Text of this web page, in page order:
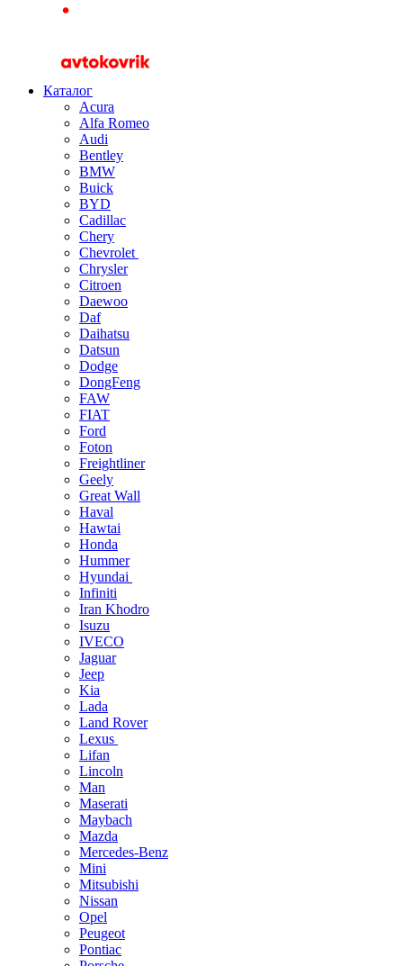
Каталог
Acura
Alfa Romeo
Audi
Bentley
BMW
Buick
BYD
Cadillac
Chery
Chevrolet
Chrysler
Citroen
Daewoo
Daf
Daihatsu
Datsun
Dodge
DongFeng
FAW
FIAT
Ford
Foton
Freightliner
Geely
Great Wall
Haval
Hawtai
Honda
Hummer
Hyundai
Infiniti
Iran Khodro
Isuzu
IVECO
Jaguar
Jeep
Kia
Lada
Land Rover
Lexus
Lifan
Lincoln
Man
Maserati
Maybach
Mazda
Mercedes-Benz
Mini
Mitsubishi
Nissan
Opel
Peugeot
Pontiac